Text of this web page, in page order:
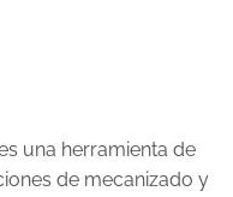
una herramienta de
de mecanizado y